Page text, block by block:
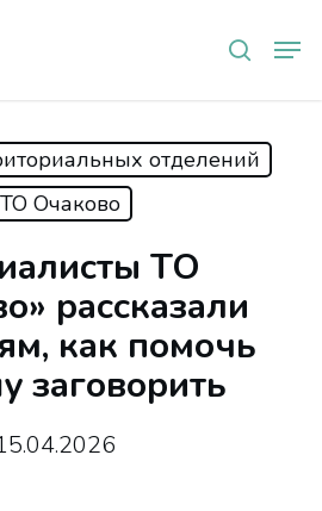
search
отделений
ТО Очаково
ТО
рассказали
как помочь
заговорить